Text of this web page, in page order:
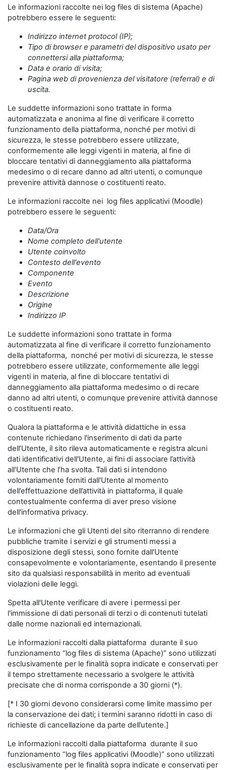
Le informazioni raccolte nei log files di sistema (Apache)
potrebbero essere le seguenti:
Indirizzo internet protocol (IP);
Tipo di browser e parametri del dispositivo usato per
connettersi alla piattaforma;
Data e orario di visita;
Pagina web di provenienza del visitatore (referral) e di
uscita.
Le suddette informazioni sono trattate in forma
automatizzata e anonima al fine di verificare il corretto
funzionamento della piattaforma, nonché per motivi di
sicurezza, le stesse potrebbero essere utilizzate,
conformemente alle leggi vigenti in materia, al fine di
bloccare tentativi di danneggiamento alla piattaforma
medesimo o di recare danno ad altri utenti, o comunque
prevenire attività dannose o costituenti reato.
Le informazioni raccolte nei log files applicativi (Moodle)
potrebbero essere le seguenti:
Data/Ora
Nome completo dell'utente
Utente coinvolto
Contesto dell'evento
Componente
Evento
Descrizione
Origine
Indirizzo IP
Le suddette informazioni sono trattate in forma
automatizzata al fine di verificare il corretto funzionamento
della piattaforma, nonché per motivi di sicurezza, le stesse
potrebbero essere utilizzate, conformemente alle leggi
vigenti in materia, al fine di bloccare tentativi di
danneggiamento alla piattaforma medesimo o di recare
danno ad altri utenti, o comunque prevenire attività dannose
o costituenti reato.
Qualora la piattaforma e le attività didattiche in essa
contenute richiedano l'inserimento di dati da parte
dell’Utente, il sito rileva automaticamente e registra alcuni
dati identificativi dell'Utente, ai fini di associare l’attività
all'Utente che l’ha svolta. Tali dati si intendono
volontariamente forniti dall'Utente al momento
dell’effettuazione dell’attività in piattaforma, il quale
contestualmente conferma di aver preso visione
dell'informativa privacy.
Le informazioni che gli Utenti del sito riterranno di rendere
pubbliche tramite i servizi e gli strumenti messi a
disposizione degli stessi, sono fornite dall'Utente
consapevolmente e volontariamente, esentando il presente
sito da qualsiasi responsabilità in merito ad eventuali
violazioni delle leggi.
Spetta all'Utente verificare di avere i permessi per
l'immissione di dati personali di terzi o di contenuti tutelati
dalle norme nazionali ed internazionali.
Le informazioni raccolti dalla piattaforma durante il suo
funzionamento “log files di sistema (Apache)” sono utilizzati
esclusivamente per le finalità sopra indicate e conservati per
il tempo strettamente necessario a svolgere le attività
precisate che di norma corrisponde a 30 giorni (*).
[* I 30 giorni devono considerarsi come limite massimo per
la conservazione dei dati; i termini saranno ridotti in caso di
richieste di cancellazione da parte dell’utente.]
Le informazioni raccolti dalla piattaforma durante il suo
funzionamento “log files applicativi (Moodle)” sono utilizzati
esclusivamente per le finalità sopra indicate e conservati per